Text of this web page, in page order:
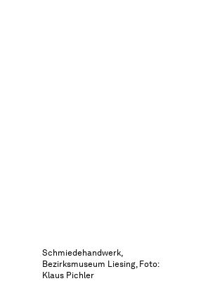
Schmiedehandwerk,
Bezirksmuseum Liesing, Foto:
Klaus Pichler